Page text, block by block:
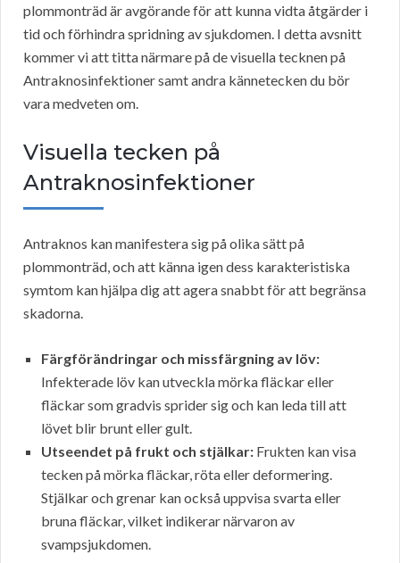
plommonträd är avgörande för att kunna vidta åtgärder i
tid och förhindra spridning av sjukdomen. I detta avsnitt
kommer vi att titta närmare på de visuella tecknen på
Antraknosinfektioner samt andra kännetecken du bör
vara medveten om.
Visuella tecken på
Antraknosinfektioner
Antraknos kan manifestera sig på olika sätt på
plommonträd, och att känna igen dess karakteristiska
symtom kan hjälpa dig att agera snabbt för att begränsa
skadorna.
Färgförändringar och missfärgning av löv:
Infekterade löv kan utveckla mörka fläckar eller
fläckar som gradvis sprider sig och kan leda till att
lövet blir brunt eller gult.
Utseendet på frukt och stjälkar: Frukten kan visa
tecken på mörka fläckar, röta eller deformering.
Stjälkar och grenar kan också uppvisa svarta eller
bruna fläckar, vilket indikerar närvaron av
svampsjukdomen.